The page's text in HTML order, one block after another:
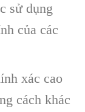
sử dụng
của các
xác cao
cách khác